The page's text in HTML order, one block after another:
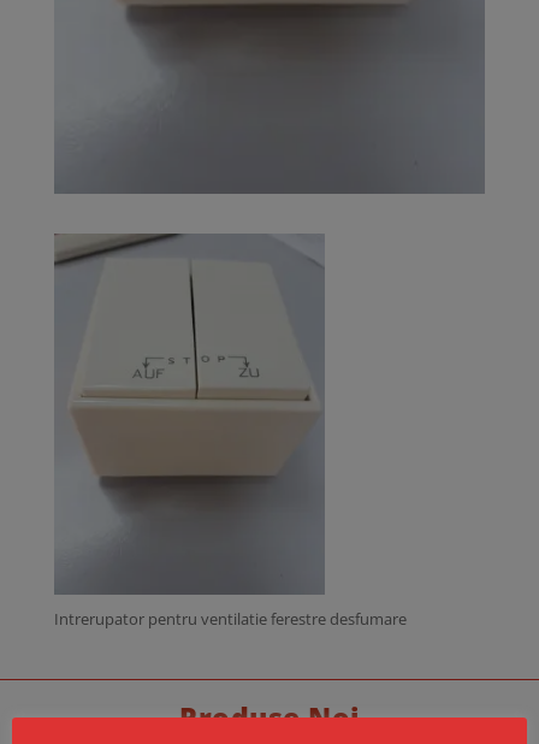
Intrerupator pentru ventilatie ferestre desfumare
Produse Noi